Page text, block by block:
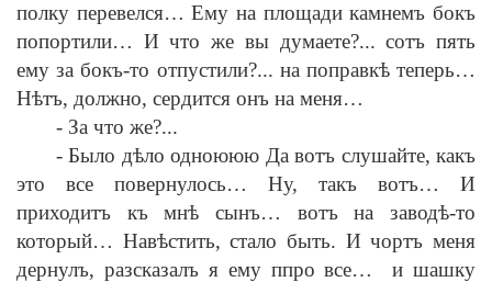
полку перевелся… Ему на площади камнемъ бокъ
попортили… И что же вы думаете?... сотъ пять
ему за бокъ-то отпустили?... на поправкѣтеперь…
Нѣтъ, должно, сердится онъ на меня…
- За что же?...
- Было дѣло одноююю Да вотъ слушайте, какъ
это все повернулось… Ну, такъ вотъ… И
приходитъ къ мнѣ сынъ… вотъ на заводѣ-то
который… Навѣстить, стало быть. И чортъ меня
дернулъ, разсказалъ я ему ппро все… и шашку